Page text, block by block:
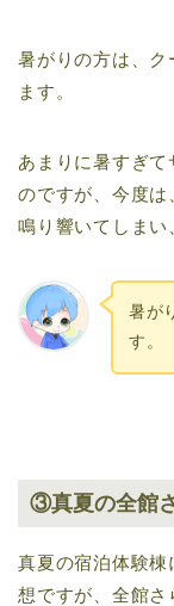
暑がりの方は、
ます。
あまりに暑すぎ
のですが、今度
鳴り響いてしまい
暑が
す。
③真夏の全館
真夏の宿泊体験
想ですが、全館